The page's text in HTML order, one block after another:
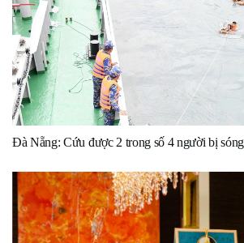
Đà Nẵng: Cứu được 2 trong số 4 người bị